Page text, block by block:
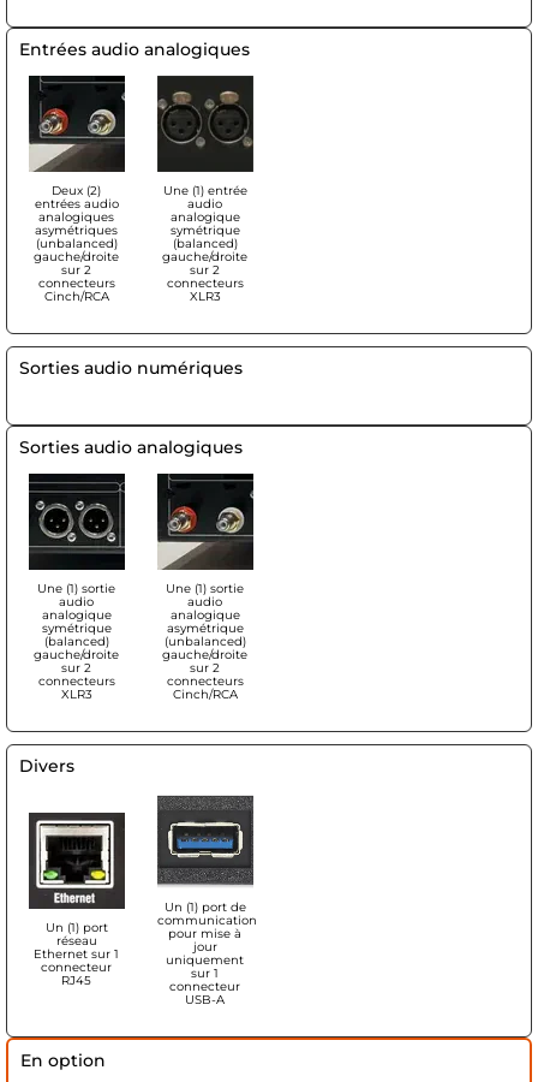
Entrées audio analogiques
Deux (2)
entrées audio
analogiques
asymétriques
(unbalanced)
gauche/droite
sur 2
connecteurs
Cinch/RCA
Une (1) entrée
audio
analogique
symétrique
(balanced)
gauche/droite
sur 2
connecteurs
XLR3
Sorties audio numériques
Sorties audio analogiques
Une (1) sortie
audio
analogique
symétrique
(balanced)
gauche/droite
sur 2
connecteurs
XLR3
Une (1) sortie
audio
analogique
asymétrique
(unbalanced)
gauche/droite
sur 2
connecteurs
Cinch/RCA
Divers
Un (1) port
réseau
Ethernet sur 1
connecteur
RJ45
Un (1) port de
communication
pour mise à
jour
uniquement
sur 1
connecteur
USB-A
En option